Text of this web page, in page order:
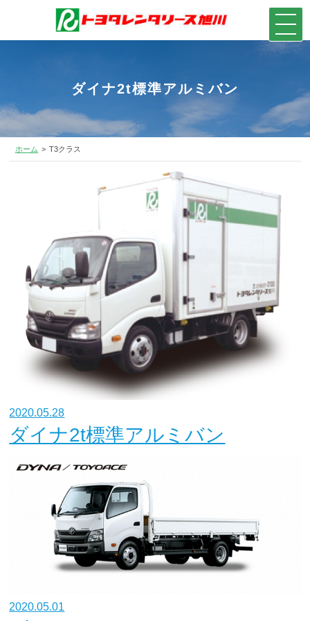
ダイナ2t標準アルミバン
ホーム T3クラス
2020.05.28
ダイナ2t標準アルミバン
2020.05.01